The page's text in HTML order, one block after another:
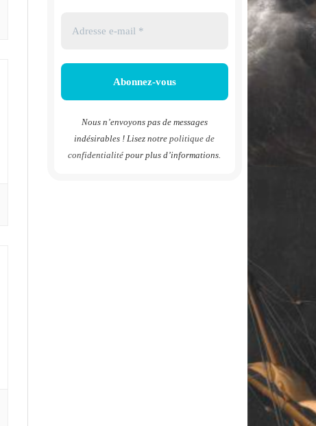
Nous n’envoyons pas de messages
indésirables ! Lisez notrepolitique de
confidentialité pour plus d’informations.